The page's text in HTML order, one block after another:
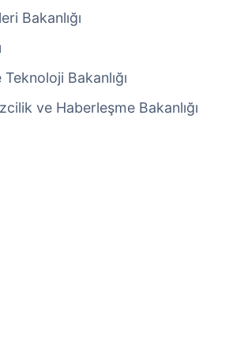
Bakanlığı
Bakanlığı
ve Haberleşme Bakanlığı